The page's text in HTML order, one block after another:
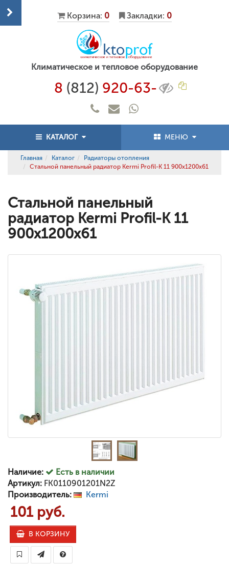
Корзина: 0 Закладки: 0
Климатическое и тепловое оборудование
8 (812) 920-63-
КАТАЛОГ МЕНЮ
Главная Каталог
Радиаторы отопления
Стальной панельный радиатор Kermi Profil-K 11 900x1200x61
Стальной панельный
радиатор Kermi Profil-K 11
900x1200x61
Наличие:
Есть в наличии
Артикул: FK0110901201N2Z
Производитель:
Kermi
101 руб.
В КОРЗИНУ